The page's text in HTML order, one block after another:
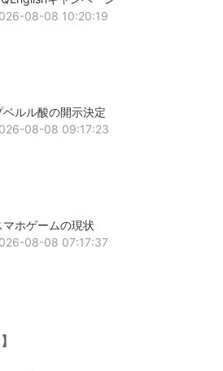
08-08 10:20:19
ベルル酸の開示決定
08-08 09:17:23
マホゲームの現状
08-08 07:17:37